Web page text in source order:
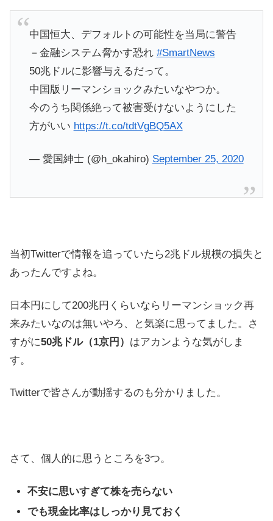
中国恒大、デフォルトの可能性を当局に警告
－金融システム脅かす恐れ #SmartNews
50兆ドルに影響与えるだって。
中国版リーマンショックみたいなやつか。
今のうち関係絶って被害受けないようにした
方がいい https://t.co/tdtVgBQ5AX
— 愛国紳士 (@h_okahiro) September 25, 2020
当初Twitterで情報を追っていたら2兆ドル規模の損失と
あったんですよね。
日本円にして200兆円くらいならリーマンショック再
来みたいなのは無いやろ、と気楽に思ってました。さ
すがに50兆ドル（1京円） はアカンような気がしま
す。
Twitterで皆さんが動揺するのも分かりました。
さて、個人的に思うところを3つ。
不安に思いすぎて株を売らない
でも現金比率はしっかり見ておく